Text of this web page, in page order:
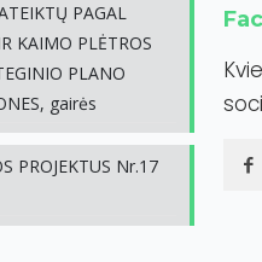
PAGAL
KAIMO PLĖTROS
PLANO
gairės
PROJEKTUS Nr.17